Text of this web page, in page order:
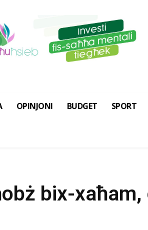
OPINJONI BUDGET SPORT
bix-xaħam,